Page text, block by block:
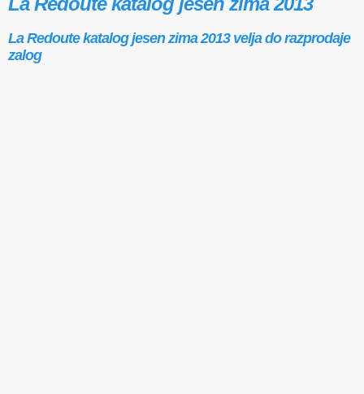
La Redoute katalog jesen zima 2013 velja do razprodaje
zalog